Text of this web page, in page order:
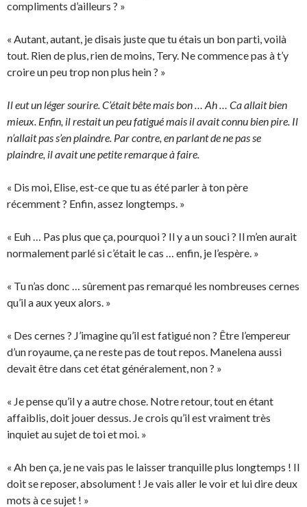
compliments d’ailleurs ? »
« Autant, autant, je disais juste que tu étais un bon parti, voilà
tout. Rien de plus, rien de moins, Tery. Ne commence pas à t’y
croire un peu trop non plus hein ? »
Il eut un léger sourire. C’était bête mais bon … Ah … Ca allait bien
mieux. Enfin, il restait un peu fatigué mais il avait connu bien pire. Il
n’allait pas s’en plaindre. Par contre, en parlant de ne pas se
plaindre, il avait une petite remarque à faire.
« Dis moi, Elise, est-ce que tu as été parler à ton père
récemment ? Enfin, assez longtemps. »
« Euh … Pas plus que ça, pourquoi ? Il y a un souci ? Il m’en aurait
normalement parlé si c’était le cas … enfin, je l’espère. »
« Tu n’as donc … sûrement pas remarqué les nombreuses cernes
qu’il a aux yeux alors. »
« Des cernes ? J’imagine qu’il est fatigué non ? Être l’empereur
d’un royaume, ça ne reste pas de tout repos. Manelena aussi
devait être dans cet état généralement, non ? »
« Je pense qu’il y a autre chose. Notre retour, tout en étant
affaiblis, doit jouer dessus. Je crois qu’il est vraiment très
inquiet au sujet de toi et moi. »
« Ah ben ça, je ne vais pas le laisser tranquille plus longtemps ! Il
doit se reposer, absolument ! Je vais aller le voir et lui dire deux
mots à ce sujet ! »